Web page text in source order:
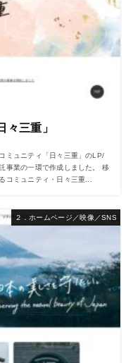
々三重」
ミュニティ「日々三重」のLP/
事業の一環で作成しました。 移
コミュニティ・日々三重...
２．ホームページ／映像／SNS